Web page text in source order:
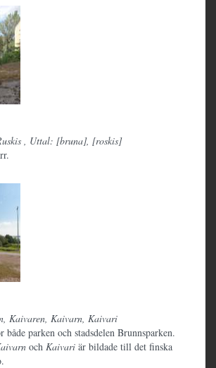
, Uttal: [bruna], [roskis]
Kaivaren, Kaivarn, Kaivari
både parken och stadsdelen Brunnsparken.
och Kaivari är bildade till det finska